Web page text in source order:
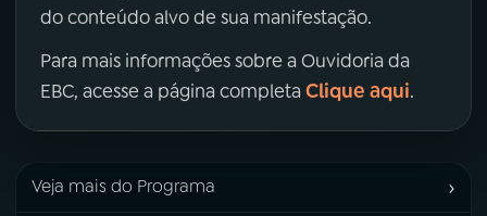
do conteúdo alvo de sua manifestação.
Para mais informações sobre a Ouvidoria da
EBC, acesse a página completa Clique aqui.
Veja mais do Programa ›